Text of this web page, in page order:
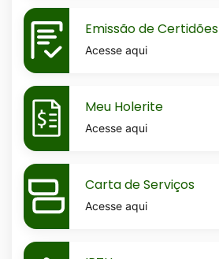
MaskEmissao-
de-
certidoes
Emissão de Certidões
Acesse aqui
MaskMeu-
holerite
Meu Holerite
Acesse aqui
MaskCarta-
de-
servicos
Carta de Serviços
Acesse aqui
MaskIptu